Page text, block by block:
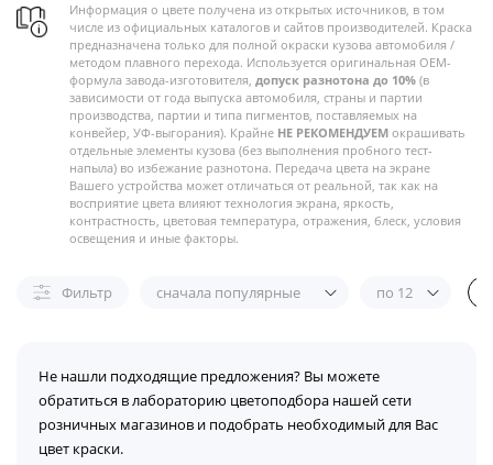
Информация о цвете получена из открытых источников, в том
числе из официальных каталогов и сайтов производителей. Краска
предназначена только для полной окраски кузова автомобиля /
методом плавного перехода. Используется оригинальная OEM-
формула завода-изготовителя, допуск разнотона до 10% (в
зависимости от года выпуска автомобиля, страны и партии
производства, партии и типа пигментов, поставляемых на
конвейер, УФ-выгорания). Крайне НЕ РЕКОМЕНДУЕМ окрашивать
отдельные элементы кузова (без выполнения пробного тест-
напыла) во избежание разнотона. Передача цвета на экране
Вашего устройства может отличаться от реальной, так как на
восприятие цвета влияют технология экрана, яркость,
контрастность, цветовая температура, отражения, блеск, условия
освещения и иные факторы.
Фильтр сначала популярные по 12
Не нашли подходящие предложения? Вы можете
обратиться в лабораторию цветоподбора нашей сети
розничных магазинов и подобрать необходимый для Вас
цвет краски.